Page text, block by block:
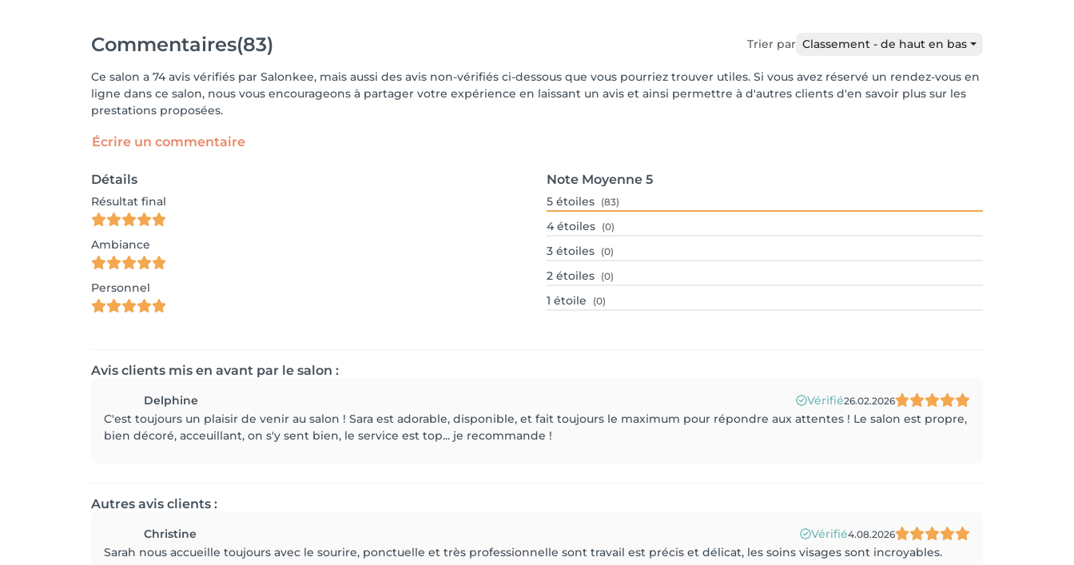
Commentaires(83) Trier par Classement - de haut en bas
Ce salon a 74 avis vérifiés par Salonkee, mais aussi des avis non-vérifiés ci-dessous que vous pourriez trouver utiles. Si vous avez réservé un rendez-vous en
ligne dans ce salon, nous vous encourageons à partager votre expérience en laissant un avis et ainsi permettre à d'autres clients d'en savoir plus sur les
prestations proposées.
Écrire un commentaire
Détails
Résultat final
Ambiance
Personnel
Note Moyenne 5
5 étoiles (83)
4 étoiles (0)
3 étoiles (0)
2 étoiles (0)
1 étoile (0)
Avis clients mis en avant par le salon :
Delphine Vérifié26.02.2026
C'est toujours un plaisir de venir au salon ! Sara est adorable, disponible, et fait toujours le maximum pour répondre aux attentes ! Le salon est propre,
bien décoré, acceuillant, on s'y sent bien, le service est top... je recommande !
Autres avis clients :
Christine Vérifié4.08.2026
Sarah nous accueille toujours avec le sourire, ponctuelle et très professionnelle sont travail est précis et délicat, les soins visages sont incroyables.